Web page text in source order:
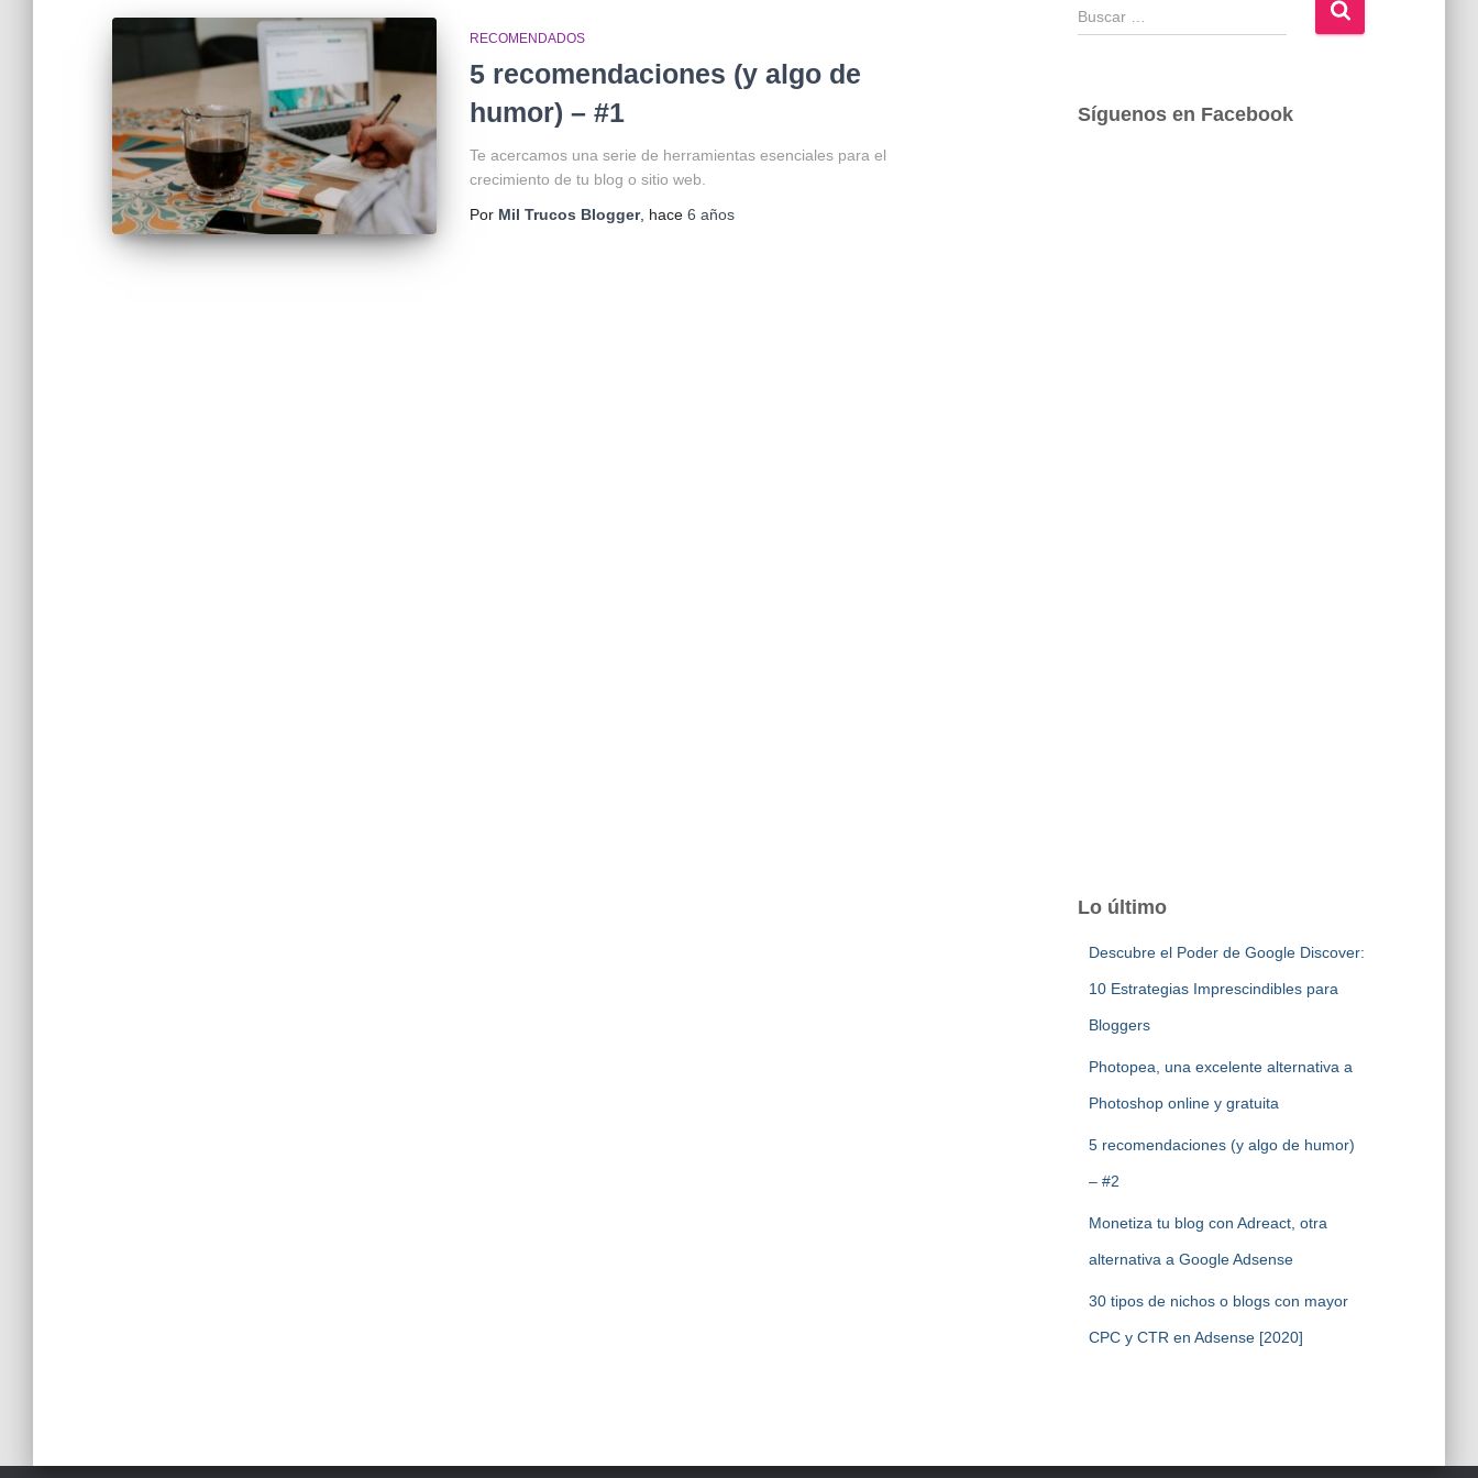
RECOMENDADOS
5 recomendaciones (y algo de
humor) – #1
Te acercamos una serie de herramientas esenciales para el
crecimiento de tu blog o sitio web.
Por Mil Trucos Blogger, hace 6 años
B
u
a
Síguenos en Facebook
Lo último
Descubre el Poder de Google Discover:
10 Estrategias Imprescindibles para
Bloggers
Photopea, una excelente alternativa a
Photoshop online y gratuita
5 recomendaciones (y algo de humor)
– #2
Monetiza tu blog con Adreact, otra
alternativa a Google Adsense
30 tipos de nichos o blogs con mayor
CPC y CTR en Adsense [2020]